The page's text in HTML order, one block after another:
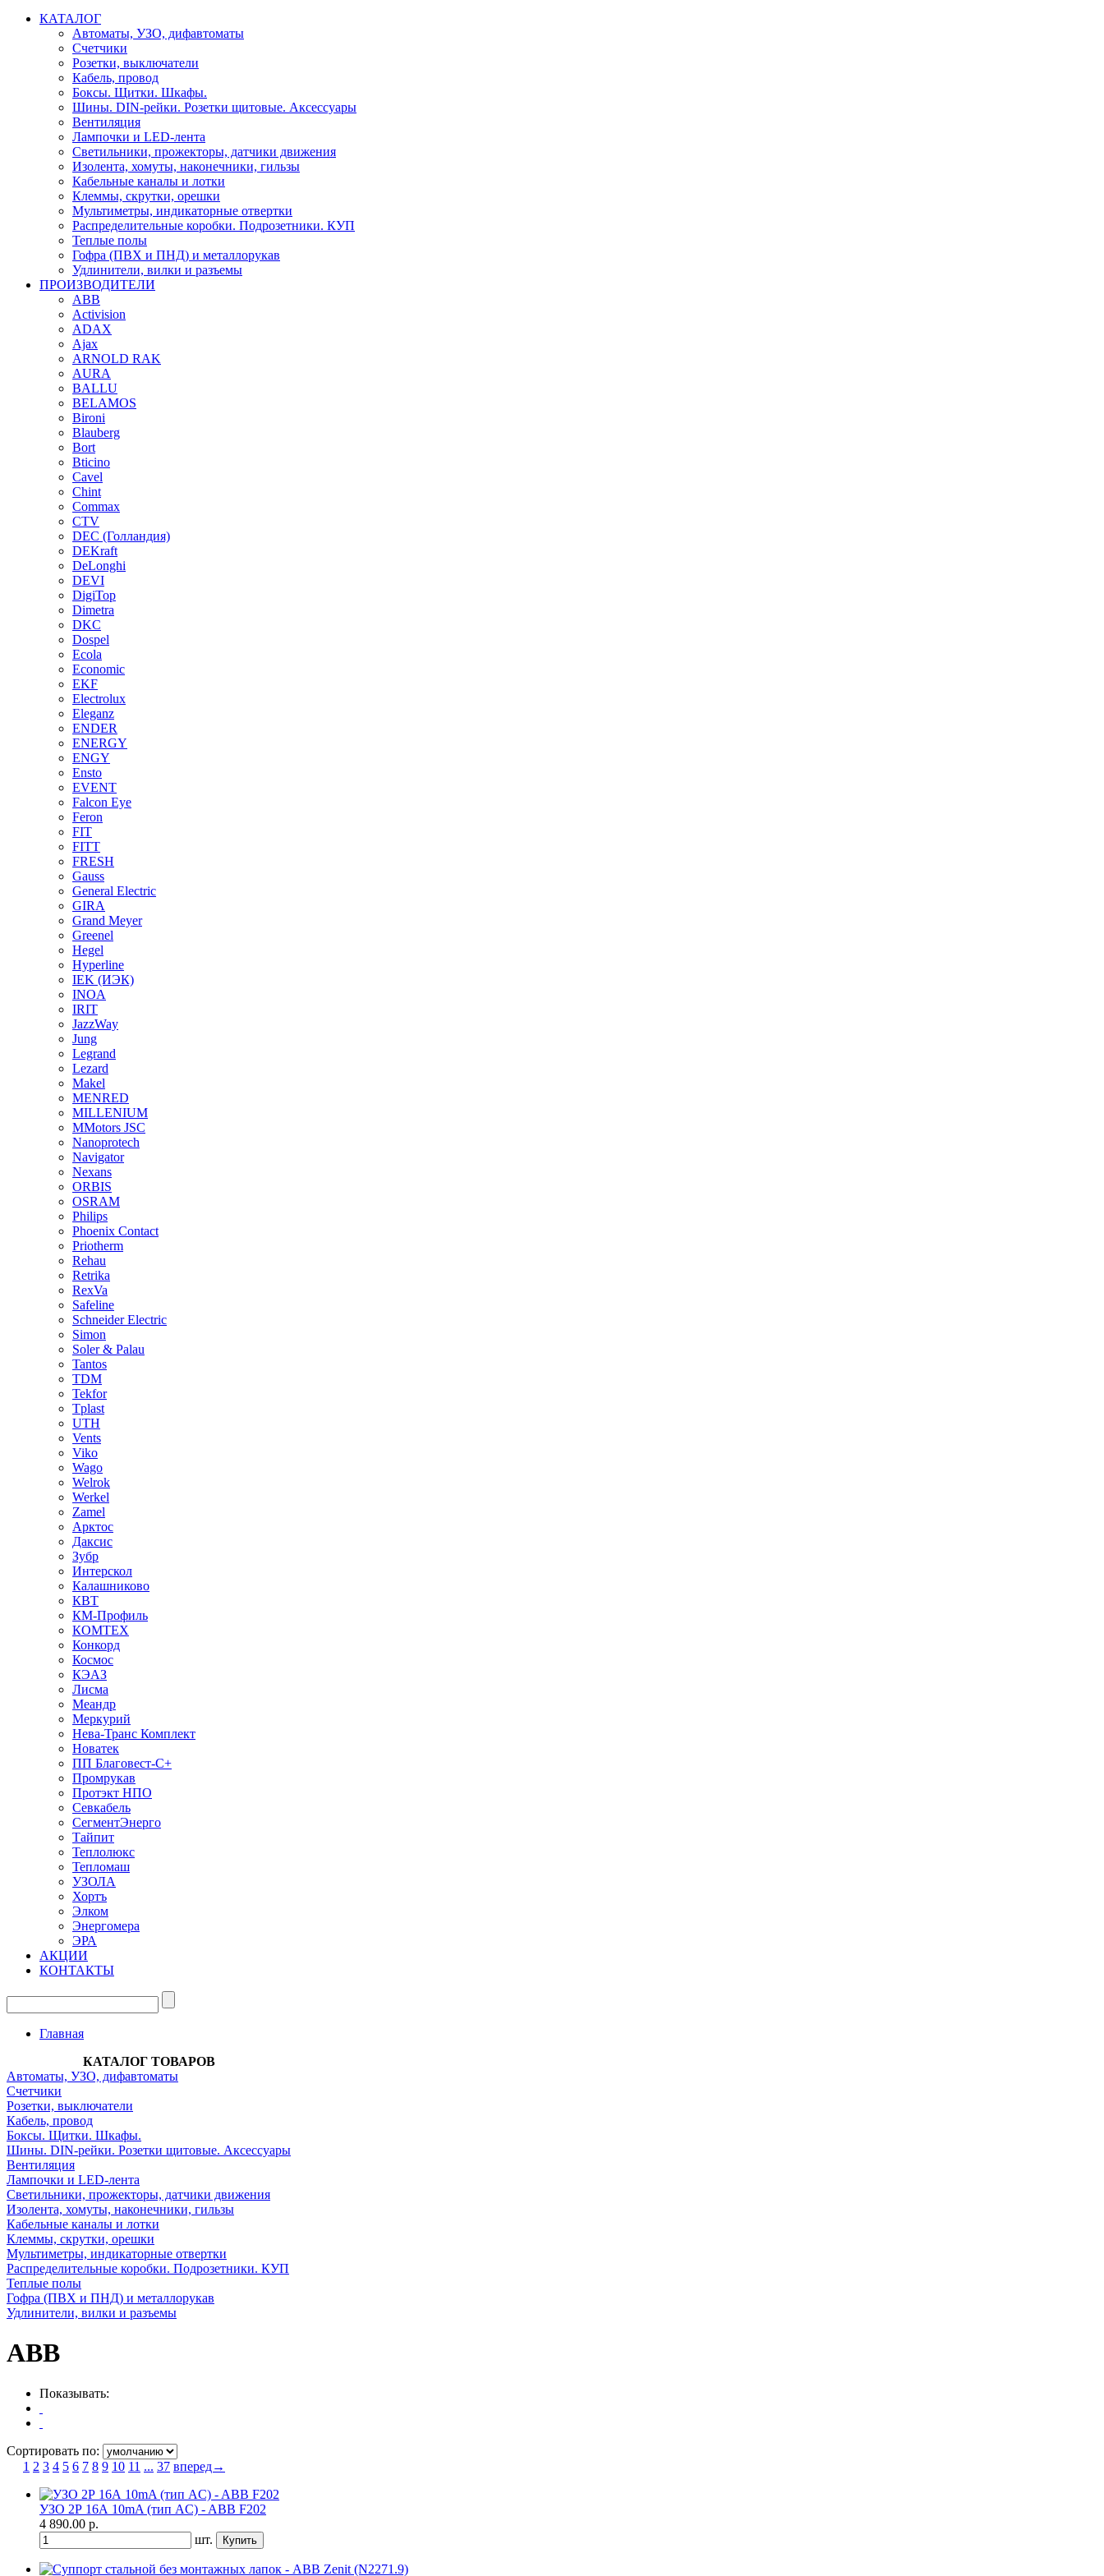
КАТАЛОГ
Автоматы, УЗО, дифавтоматы
Счетчики
Розетки, выключатели
Кабель, провод
Боксы. Щитки. Шкафы.
Шины. DIN-рейки. Розетки щитовые. Аксессуары
Вентиляция
Лампочки и LED-лента
Светильники, прожекторы, датчики движения
Изолента, хомуты, наконечники, гильзы
Кабельные каналы и лотки
Клеммы, скрутки, орешки
Мультиметры, индикаторные отвертки
Распределительные коробки. Подрозетники. КУП
Теплые полы
Гофра (ПВХ и ПНД) и металлорукав
Удлинители, вилки и разъемы
ПРОИЗВОДИТЕЛИ
ABB
Activision
ADAX
Ajax
ARNOLD RAK
AURA
BALLU
BELAMOS
Bironi
Blauberg
Bort
Bticino
Cavel
Chint
Commax
CTV
DEC (Голландия)
DEKraft
DeLonghi
DEVI
DigiTop
Dimetra
DKC
Dospel
Ecola
Economic
EKF
Electrolux
Eleganz
ENDER
ENERGY
ENGY
Ensto
EVENT
Falcon Eye
Feron
FIT
FITT
FRESH
Gauss
General Electric
GIRA
Grand Meyer
Greenel
Hegel
Hyperline
IEK (ИЭК)
INOA
IRIT
JazzWay
Jung
Legrand
Lezard
Makel
MENRED
MILLENIUM
MMotors JSC
Nanoprotech
Navigator
Nexans
ORBIS
OSRAM
Philips
Phoenix Contact
Priotherm
Rehau
Retrika
RexVa
Safeline
Schneider Electric
Simon
Soler & Palau
Tantos
TDM
Tekfor
Tplast
UTH
Vents
Viko
Wago
Welrok
Werkel
Zamel
Арктос
Даксис
Зубр
Интерскол
Калашниково
КВТ
КМ-Профиль
КОМТЕХ
Конкорд
Космос
КЭАЗ
Лисма
Меандр
Меркурий
Нева-Транс Комплект
Новатек
ПП Благовест-С+
Промрукав
Протэкт НПО
Севкабель
СегментЭнерго
Тайпит
Теплолюкс
Тепломаш
УЗОЛА
Хортъ
Элком
Энергомера
ЭРА
АКЦИИ
КОНТАКТЫ
Главная
КАТАЛОГ ТОВАРОВ
Автоматы, УЗО, дифавтоматы
Счетчики
Розетки, выключатели
Кабель, провод
Боксы. Щитки. Шкафы.
Шины. DIN-рейки. Розетки щитовые. Аксессуары
Вентиляция
Лампочки и LED-лента
Светильники, прожекторы, датчики движения
Изолента, хомуты, наконечники, гильзы
Кабельные каналы и лотки
Клеммы, скрутки, орешки
Мультиметры, индикаторные отвертки
Распределительные коробки. Подрозетники. КУП
Теплые полы
Гофра (ПВХ и ПНД) и металлорукав
Удлинители, вилки и разъемы
ABB
Показывать:
Сортировать по:
1 2 3 4 5 6 7 8 9 10 11 ... 37 вперед→
УЗО 2Р 16А 10mA (тип AC) - ABB F202
4 890.00 р.
шт.